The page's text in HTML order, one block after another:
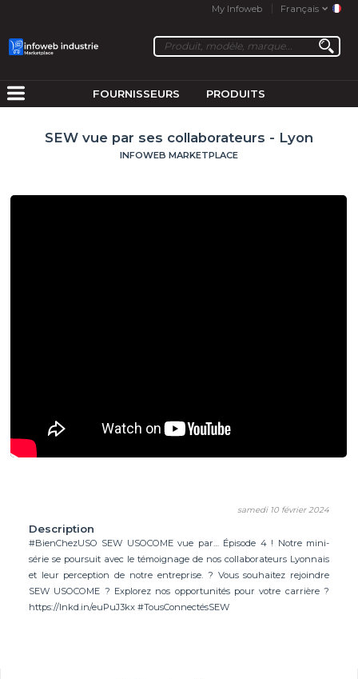
My Infoweb Français
FOURNISSEURS PRODUITS
SEW vue par ses collaborateurs - Lyon
INFOWEB MARKETPLACE
samedi 10 février 2024
Description
#BienChezUSO SEW USOCOME vue par… Épisode 4 ! Notre mini-
série se poursuit avec le témoignage de nos collaborateurs Lyonnais
et leur perception de notre entreprise. ? Vous souhaitez rejoindre
SEW USOCOME ? Explorez nos opportunités pour votre carrière ?
https://lnkd.in/euPuJ3kx #TousConnectésSEW